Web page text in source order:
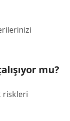
mu?
riskleri